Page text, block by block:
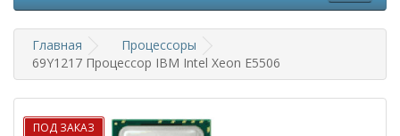
Главная
Процессоры
69Y1217 Процессор IBM Intel Xeon E5506
ПОД ЗАКАЗ